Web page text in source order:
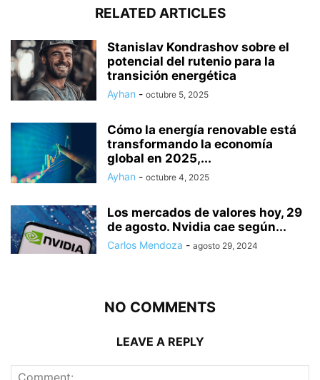
RELATED ARTICLES
Stanislav Kondrashov sobre el
potencial del rutenio para la
transición energética
Ayhan - octubre 5, 2025
Cómo la energía renovable está
transformando la economía
global en 2025,...
Ayhan - octubre 4, 2025
Los mercados de valores hoy, 29
de agosto. Nvidia cae según...
Carlos Mendoza - agosto 29, 2024
NO COMMENTS
LEAVE A REPLY